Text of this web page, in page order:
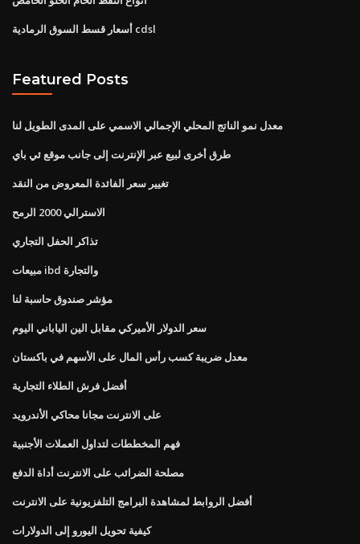
أسعار قسط السوق الرمادية cdsl
Featured Posts
معدل نمو الناتج المحلي الإجمالي الاسمي على المدى الطويل لنا
طرق أخرى لبيع عبر الإنترنت إلى جانب موقع ئي باي
تغيير سعر الفائدة المعروض من النقد
الاسترالي 2000 الرمح
تذاكر الحفل التجاري
مبيعات ibd والتجارة
مؤشر صندوق حاسبة لنا
سعر الدولار الأميركي مقابل الين الياباني اليوم
معدل ضريبة كسب رأس المال على الأسهم في باكستان
أفضل فرش الطلاء التجارية
على الانترنت مجانا محاكي الأندرويد
فهم المخططات لتداول العملات الأجنبية
مصلحة الضرائب على الانترنت أداة الدفع
أفضل الروابط لمشاهدة البرامج التلفزيونية على الانترنت
كيفية تحويل اليورو إلى الدولارات